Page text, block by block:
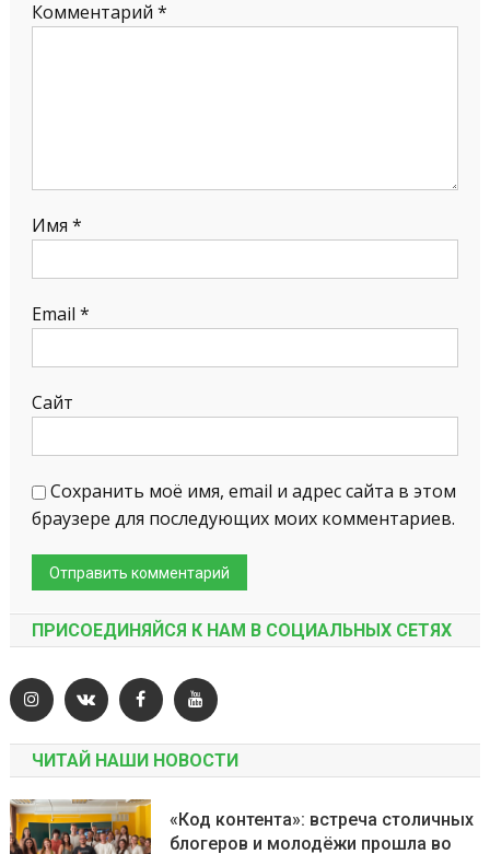
Комментарий *
Имя *
Email *
Сайт
Сохранить моё имя, email и адрес сайта в этом
браузере для последующих моих комментариев.
ПРИСОЕДИНЯЙСЯ К НАМ В СОЦИАЛЬНЫХ СЕТЯХ
ЧИТАЙ НАШИ НОВОСТИ
«Код контента»: встреча столичных
блогеров и молодёжи прошла во